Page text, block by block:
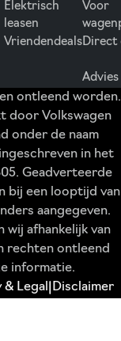
Elektrisch
leasen
Vriendendeals
Voor
Direct
ontleend worden.
door Volkswagen
onder de naam
in het
Geadverteerde
bij een looptijd van
aangegeven.
wij afhankelijk van
rechten ontleend
informatie.
& Legal Disclaimer